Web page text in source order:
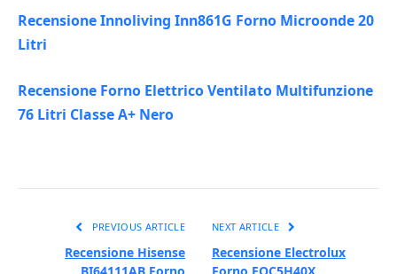
Recensione Innoliving Inn861G Forno Microonde 20
Litri
Recensione Forno Elettrico Ventilato Multifunzione
76 Litri Classe A+ Nero
PREVIOUS ARTICLE
Recensione Hisense
NEXT ARTICLE
Recensione Electrolux